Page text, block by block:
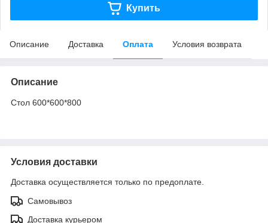
Купить
Описание Доставка Оплата Условия возврата
Описание
Стол 600*600*800
Условия доставки
Доставка осуществляется только по предоплате.
Самовывоз
Доставка курьером